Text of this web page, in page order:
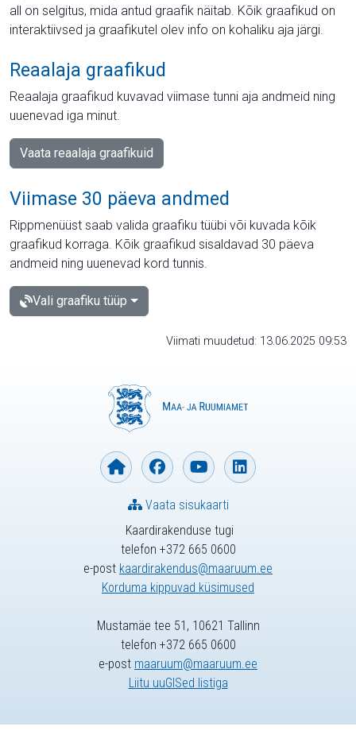
all on selgitus, mida antud graafik näitab. Kõik graafikud on
interaktiivsed ja graafikutel olev info on kohaliku aja järgi.
Reaalaja graafikud
Reaalaja graafikud kuvavad viimase tunni aja andmeid ning
uuenevad iga minut.
Vaata reaalaja graafikuid
Viimase 30 päeva andmed
Rippmenüüst saab valida graafiku tüübi või kuvada kõik
graafikud korraga. Kõik graafikud sisaldavad 30 päeva
andmeid ning uuenevad kord tunnis.
Vali graafiku tüüp
Viimati muudetud: 13.06.2025 09:53
Kaardirakenduse tugi
telefon +372 665 0600
e-post kaardirakendus@maaruum.ee
Korduma kippuvad küsimused
Vaata sisukaarti
Mustamäe tee 51, 10621 Tallinn
telefon +372 665 0600
e-post maaruum@maaruum.ee
Liitu uuGISed listiga